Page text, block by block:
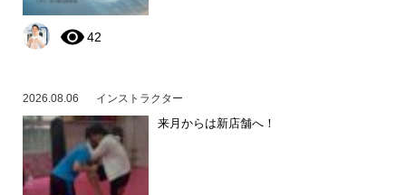
42
2026.08.06 インストラクター
来月からは新店舗へ！